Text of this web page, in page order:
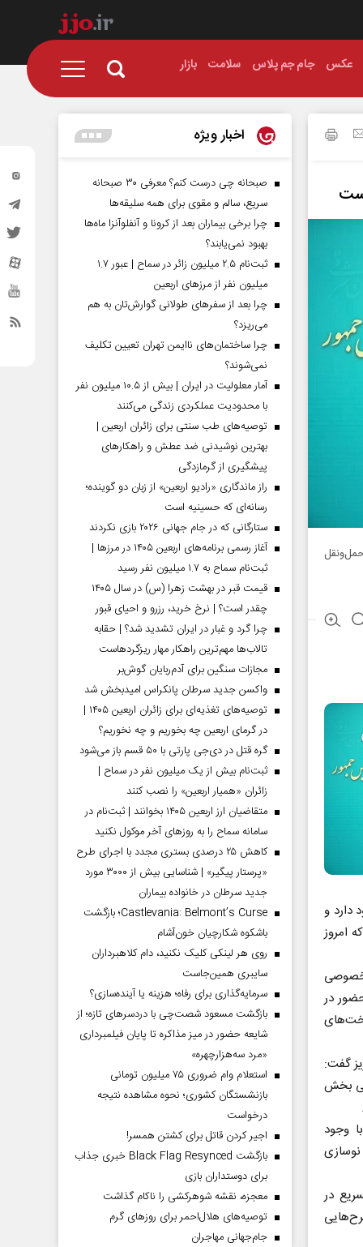
عکس جام جم پلاس سلامت بازار
و
امروز
خصوصی
در
گفت:
سال آینده، نیاز آبی بخش
وجود
نوسازی
در
اخبار ویژه
صبحانه چی درست کنم؟ معرفی ۳۰ صبحانه
سریع، سالم و مقوی برای همه سلیقه‌ها
چرا برخی بیماران بعد از کرونا و آنفلوآنزا ماه‌ها
بهبود نمی‌یابند؟
ثبت‌نام ۲.۵ میلیون زائر در سماح | عبور ۱.۷
میلیون نفر از مرز‌های اربعین
چرا بعد از سفرهای طولانی گوارش‌تان به هم
می‌ریزد؟
چرا ساختمان‌های ناایمن تهران تعیین تکلیف
نمی‌شوند؟
آمار معلولیت در ایران | بیش از ۱۰.۵ میلیون نفر
با محدودیت عملکردی زندگی می‌کنند
توصیه‌های طب سنتی برای زائران اربعین |
بهترین نوشیدنی ضد عطش و راهکارهای
پیشگیری از گرمازدگی
راز ماندگاری «رادیو اربعین» از زبان دو گوینده؛
رسانه‌ای که حسینیه است
ستارگانی که در جام جهانی ۲۰۲۶ بازی نکردند
آغاز رسمی برنامه‌های اربعین ۱۴۰۵ در مرز‌ها |
ثبت‌نام سماح به ۱.۷ میلیون نفر رسید
قیمت قبر در بهشت زهرا (س) در سال ۱۴۰۵
چقدر است؟ | نرخ خرید، رزرو و احیای قبور
چرا گرد و غبار در ایران تشدید شد؟ | حقابه
تالاب‌ها مهم‌ترین راهکار مهار ریزگردهاست
مجازات سنگین برای آدم‌ربایان گوش‌بر
واکسن جدید سرطان پانکراس امیدبخش شد
توصیه‌های تغذیه‌ای برای زائران اربعین ۱۴۰۵ |
در گرمای اربعین چه بخوریم و چه نخوریم؟
گره قتل در دی‌جی پارتی با ۵۰ قسم باز می‌شود
ثبت‌نام بیش از یک میلیون نفر در سماح |
زائران «همیار اربعین» را نصب کنند
متقاضیان ارز اربعین ۱۴۰۵ بخوانند | ثبت‌نام در
سامانه سماح را به روز‌های آخر موکول نکنید
کاهش ۲۵ درصدی بستری مجدد با اجرای طرح
«پرستار پیگیر» | شناسایی بیش از ۳۰۰۰ مورد
جدید سرطان در خانواده بیماران
Castlevania: Belmont’s Curse؛ بازگشت
باشکوه شکارچیان خون‌آشام
روی هر لینکی کلیک نکنید، دام کلاهبرداران
سایبری همین‌جاست
سرمایه‌گذاری برای رفاه؛ هزینه یا آینده‌سازی؟
بازگشت مسعود شصت‌چی با دردسر‌های تازه؛ از
شایعه حضور در میز مذاکره تا پایان فیلمبرداری
«مرد سه‌هزارچهره»
استعلام وام ضروری ۷۵ میلیون تومانی
بازنشستگان کشوری؛ نحوه مشاهده نتیجه
درخواست
اجیر کردن قاتل برای کشتن همسر!
بازگشت Black Flag Resynced خبری جذاب
برای دوستداران بازی
معجزه، نقشه شوهرکشی را ناکام گذاشت
توصیه‌های هلال‌احمر برای روز‌های گرم
جام‌جهانی مهاجران